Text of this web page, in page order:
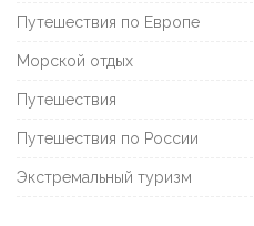
Путешествия по Европе
Морской отдых
Путешествия
Путешествия по России
Экстремальный туризм